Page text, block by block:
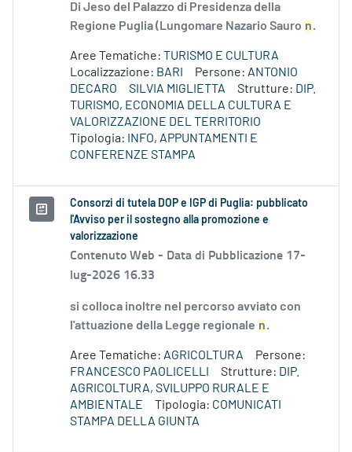
Di Jeso del Palazzo di Presidenza della
Regione Puglia (Lungomare Nazario Sauro n.
Aree Tematiche: TURISMO E CULTURA
Localizzazione: BARI Persone: ANTONIO
DECARO
SILVIA MIGLIETTA Strutture: DIP.
TURISMO, ECONOMIA DELLA CULTURA E
VALORIZZAZIONE DEL TERRITORIO
Tipologia:
INFO, APPUNTAMENTI E
CONFERENZE STAMPA
Consorzi di tutela DOP e IGP di Puglia: pubblicato
l'Avviso per il sostegno alla promozione e
valorizzazione
Contenuto Web - Data di Pubblicazione 17-
lug-2026 16.33
si colloca inoltre nel percorso avviato con
l'attuazione della Legge regionale n.
Aree Tematiche: AGRICOLTURA
Persone:
FRANCESCO PAOLICELLI
Strutture: DIP.
AGRICOLTURA, SVILUPPO RURALE E
AMBIENTALE
Tipologia: COMUNICATI
STAMPA DELLA GIUNTA